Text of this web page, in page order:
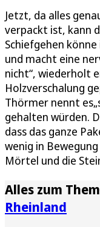
Jetzt, da alles
verpackt ist, kann
Schiefgehen
und macht eine
nicht“, wiederholt
Holzverschalung
Thörmer nennt
gehalten würden.
dass das ganze
wenig in
Mörtel und die
Alles zum
Rheinland